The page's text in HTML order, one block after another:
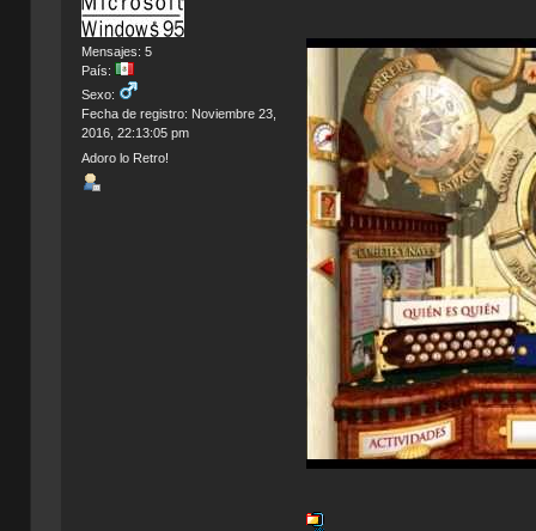
Mensajes: 5
País:
Sexo:
Fecha de registro: Noviembre 23,
2016, 22:13:05 pm
Adoro lo Retro!